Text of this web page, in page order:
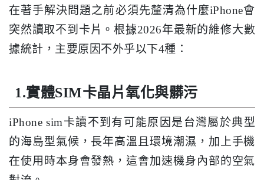
在著手解決問題之前必須先釐清為什麼iPhone會
突然讀取不到卡片。根據2026年最新的維修大數
據統計，主要原因不外乎以下4種：
1.實體SIM卡晶片氧化與髒污
iPhone sim卡讀不到有可能原因是台灣屬於典型
的海島型氣候，長年高溫且環境潮濕，加上手機
在使用時本身會發熱，這會加速機身內部的空氣